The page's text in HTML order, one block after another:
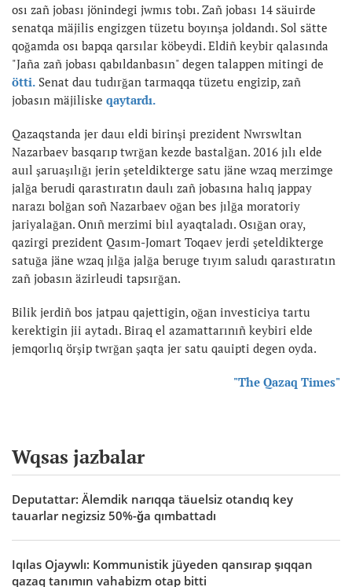
osı zañ jobası jönindegi jwmıs tobı. Zañ jobası 14 säuirde
senatqa mäjilis engizgen tüzetu boyınşa joldandı. Sol sätte
qoğamda osı bapqa qarsılar köbeydi. Eldiñ keybir qalasında
"Jaña zañ jobası qabıldanbasın" degen talappen mitingi de
ötti. Senat dau tudırğan tarmaqqa tüzetu engizip, zañ
jobasın mäjiliske qaytardı.
Qazaqstanda jer dauı eldi birinşi prezident Nwrswltan
Nazarbaev basqarıp twrğan kezde bastalğan. 2016 jılı elde
auıl şaruaşılığı jerin şeteldikterge satu jäne wzaq merzimge
jalğa berudi qarastıratın daulı zañ jobasına halıq jappay
narazı bolğan soñ Nazarbaev oğan bes jılğa moratoriy
jariyalağan. Onıñ merzimi biıl ayaqtaladı. Osığan oray,
qazirgi prezident Qasım-Jomart Toqaev jerdi şeteldikterge
satuğa jäne wzaq jılğa jalğa beruge tıyım saludı qarastıratın
zañ jobasın äzirleudi tapsırğan.
Bilik jerdiñ bos jatpau qajettigin, oğan investiciya tartu
kerektigin jii aytadı. Biraq el azamattarınıñ keybiri elde
jemqorlıq örşip twrğan şaqta jer satu qauipti degen oyda.
"The Qazaq Times"
Wqsas jazbalar
Deputattar: Älemdik narıqqa täuelsiz otandıq key
tauarlar negizsiz 50%-ğa qımbattadı
Iqılas Ojaywlı: Kommunistik jüyeden qansırap şıqqan
qazaq tanımın vahabizm otap bitti